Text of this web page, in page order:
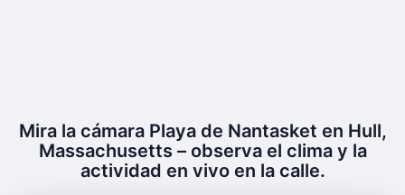
Mira la cámara Playa de Nantasket en Hull,
Massachusetts – observa el clima y la
actividad en vivo en la calle.